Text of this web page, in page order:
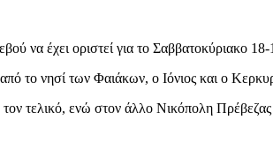
να έχει οριστεί για το Σαββατοκύριακο
το νησί των Φαιάκων, ο Ιόνιος και ο
τελικό, ενώ στον άλλο Νικόπολη